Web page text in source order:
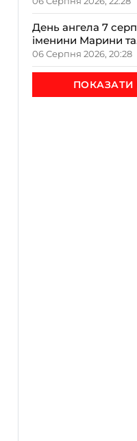
День ангела 7
іменини Марини та
Олександра – чому
відзначити його в
06 Серпня 2026, 20:28